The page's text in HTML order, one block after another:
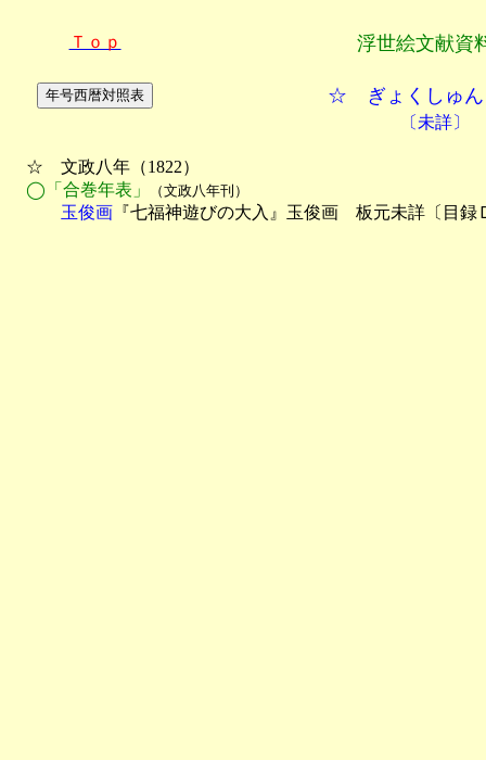
Ｔｏｐ 浮世絵文献資
☆ ぎょくしゅ
〔未詳〕
☆　文政八年（1822）
◯「合巻年表」
（文政八年刊）
玉俊画